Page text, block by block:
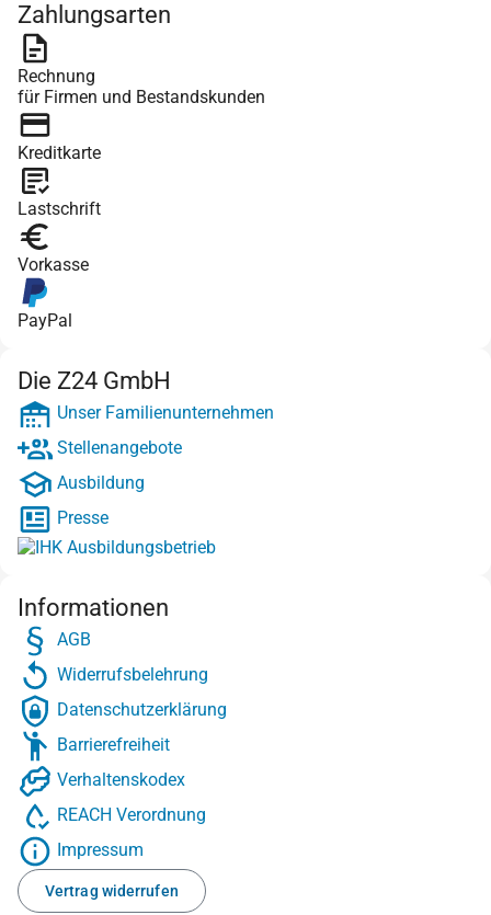
Zahlungsarten
Rechnung
für Firmen und Bestandskunden
Kreditkarte
Lastschrift
Vorkasse
PayPal
Die Z24 GmbH
Unser Familienunternehmen
Stellenangebote
Ausbildung
Presse
Informationen
AGB
Widerrufsbelehrung
Datenschutzerklärung
Barrierefreiheit
Verhaltenskodex
REACH Verordnung
Impressum
Vertrag widerrufen